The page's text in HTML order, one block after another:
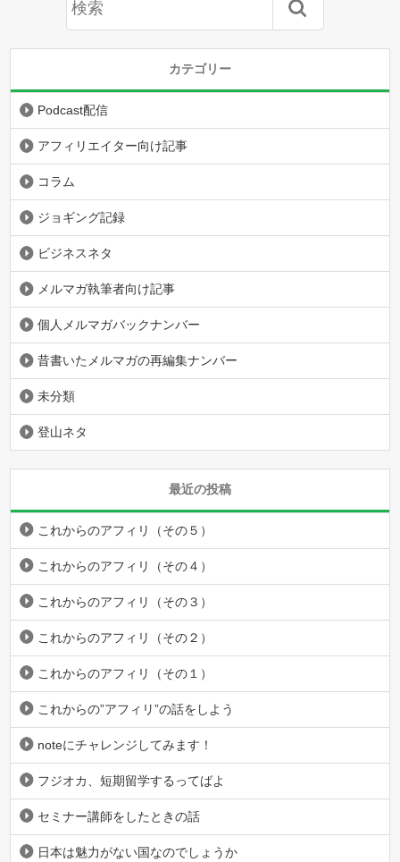
カテゴリー
Podcast配信
アフィリエイター向け記事
コラム
ジョギング記録
ビジネスネタ
メルマガ執筆者向け記事
個人メルマガバックナンバー
昔書いたメルマガの再編集ナンバー
未分類
登山ネタ
最近の投稿
これからのアフィリ（その５）
これからのアフィリ（その４）
これからのアフィリ（その３）
これからのアフィリ（その２）
これからのアフィリ（その１）
これからの”アフィリ”の話をしよう
noteにチャレンジしてみます！
フジオカ、短期留学するってばよ
セミナー講師をしたときの話
日本は魅力がない国なのでしょうか